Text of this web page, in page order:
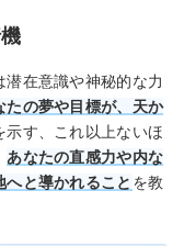
潜在意識や神秘的な力
たの夢や目標が、天か
示す、これ以上ないほ
あなたの直感力や内な
と導かれること を教